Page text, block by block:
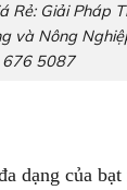
Rẻ: Giải Pháp
và Nông
676 5087
dạng của bạt